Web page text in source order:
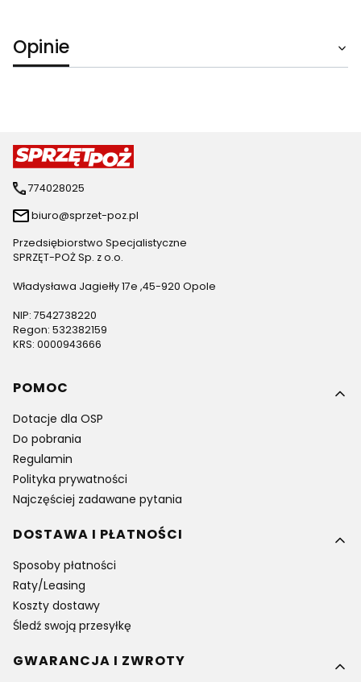
Opinie
774028025
biuro@sprzet-poz.pl
Przedsiębiorstwo Specjalistyczne
SPRZĘT-POŻ Sp. z o.o.
Władysława Jagiełły 17e ,45-920 Opole
NIP: 7542738220
Regon: 532382159
KRS: 0000943666
Linki w stopce
POMOC
Dotacje dla OSP
Do pobrania
Regulamin
Polityka prywatności
Najczęściej zadawane pytania
DOSTAWA I PŁATNOŚCI
Sposoby płatności
Raty/Leasing
Koszty dostawy
Śledź swoją przesyłkę
GWARANCJA I ZWROTY